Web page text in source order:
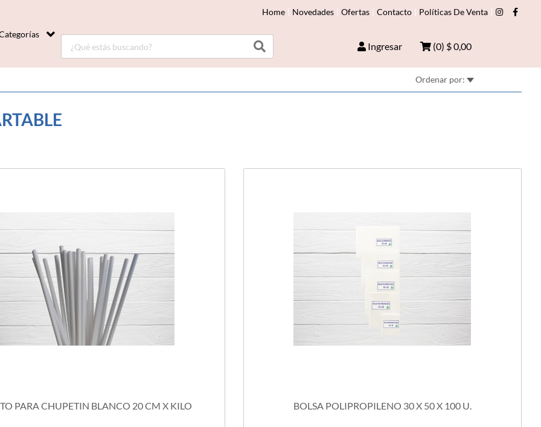
Home Novedades Ofertas Contacto Políticas De Venta
Ingresar (0) $ 0,00
Ordenar por:
PARA CHUPETIN BLANCO 20 CM X KILO BOLSA POLIPROPILENO 30 X 50 X 100 U.